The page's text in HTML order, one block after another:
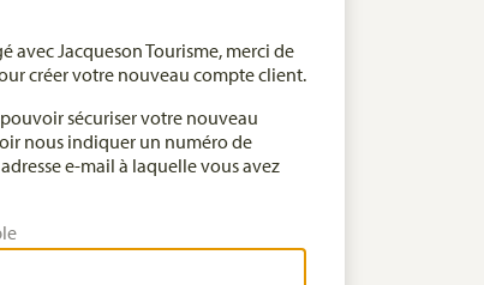
avec Jacqueson Tourisme, merci de
créer votre nouveau compte client.
sécuriser votre nouveau
nous indiquer un numéro de
e-mail à laquelle vous avez